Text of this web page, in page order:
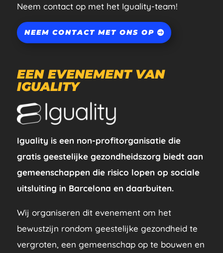
Neem contact op met het Iguality-team!
NEEM CONTACT MET ONS OP
EEN EVENEMENT VAN
IGUALITY
Iguality is een non-profitorganisatie die
gratis geestelijke gezondheidszorg biedt aan
gemeenschappen die risico lopen op sociale
uitsluiting in Barcelona en daarbuiten.
Wij organiseren dit evenement om het
bewustzijn rondom geestelijke gezondheid te
vergroten, een gemeenschap op te bouwen en